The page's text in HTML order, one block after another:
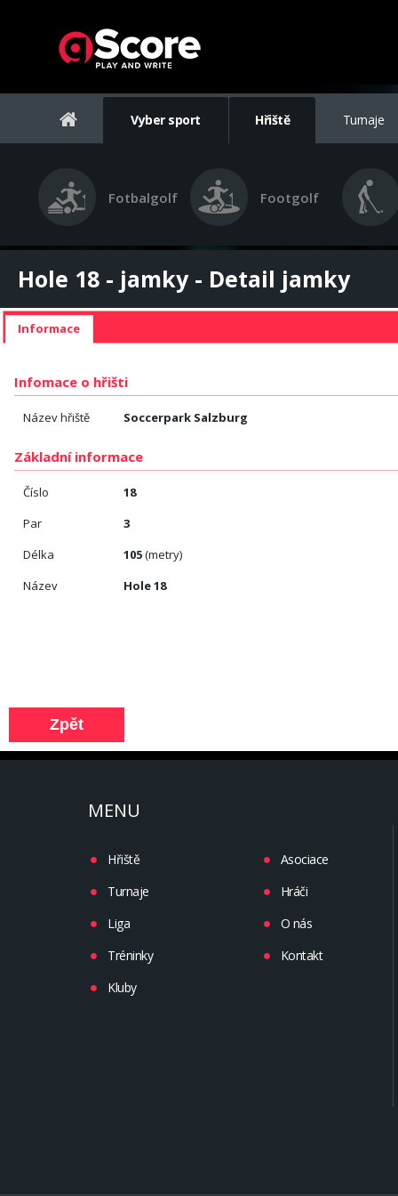
Vyber sport Hřiště Turnaje
Fotbalgolf Footgolf
Hole 18 - jamky - Detail jamky
Informace
Infomace o hřišti
Název hřiště Soccerpark Salzburg
Základní informace
Číslo
18
Par
3
Délka
105(metry)
Název
Hole 18
MENU
Hřiště
Turnaje
Liga
Tréninky
Kluby
Asociace
Hráči
O nás
Kontakt